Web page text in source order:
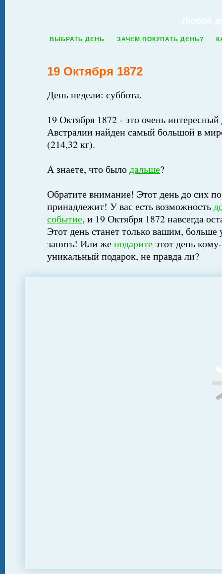
ВЫБРАТЬ ДЕНЬ ЗАЧЕМ ПОКУПАТЬ ДЕНЬ?
19 Октября 1872
День недели: суббота.
19 Октября 1872 - это очень
Австралии найден самый большой в
(214,32 кг).
А знаете, что былодальше?
Обратите внимание! Этот день до сих
принадлежит! У вас есть возможность
событие, и 19 Октября 1872 навсегда
Этот день станет только вашим,
занять! Или жеподаритеэтот день
уникальный подарок, не правда ли?